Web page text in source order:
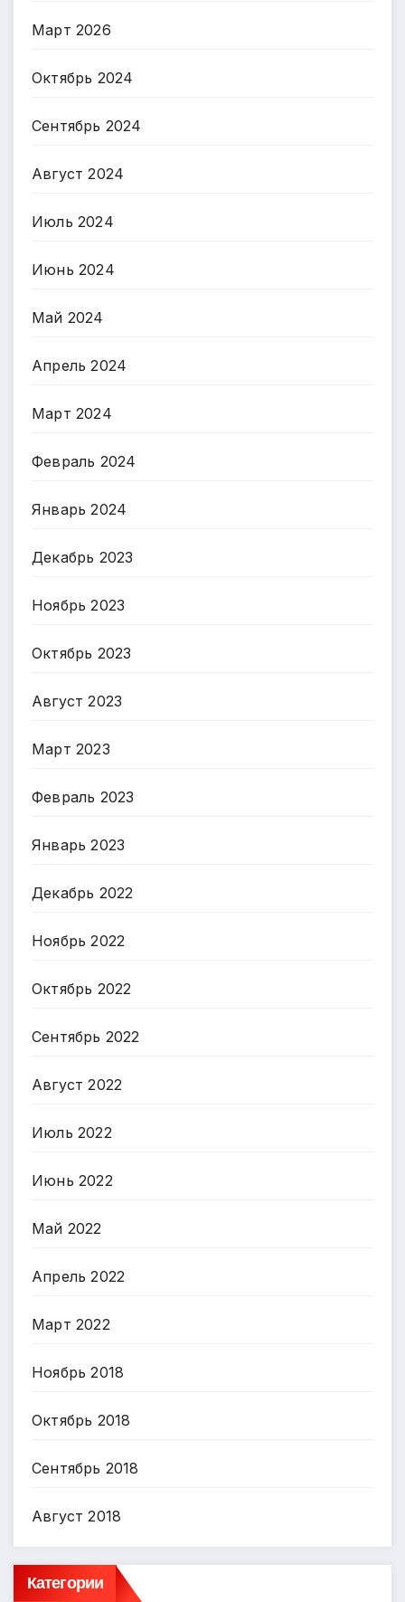
Март 2026
Октябрь 2024
Сентябрь 2024
Август 2024
Июль 2024
Июнь 2024
Май 2024
Апрель 2024
Март 2024
Февраль 2024
Январь 2024
Декабрь 2023
Ноябрь 2023
Октябрь 2023
Август 2023
Март 2023
Февраль 2023
Январь 2023
Декабрь 2022
Ноябрь 2022
Октябрь 2022
Сентябрь 2022
Август 2022
Июль 2022
Июнь 2022
Май 2022
Апрель 2022
Март 2022
Ноябрь 2018
Октябрь 2018
Сентябрь 2018
Август 2018
Категории